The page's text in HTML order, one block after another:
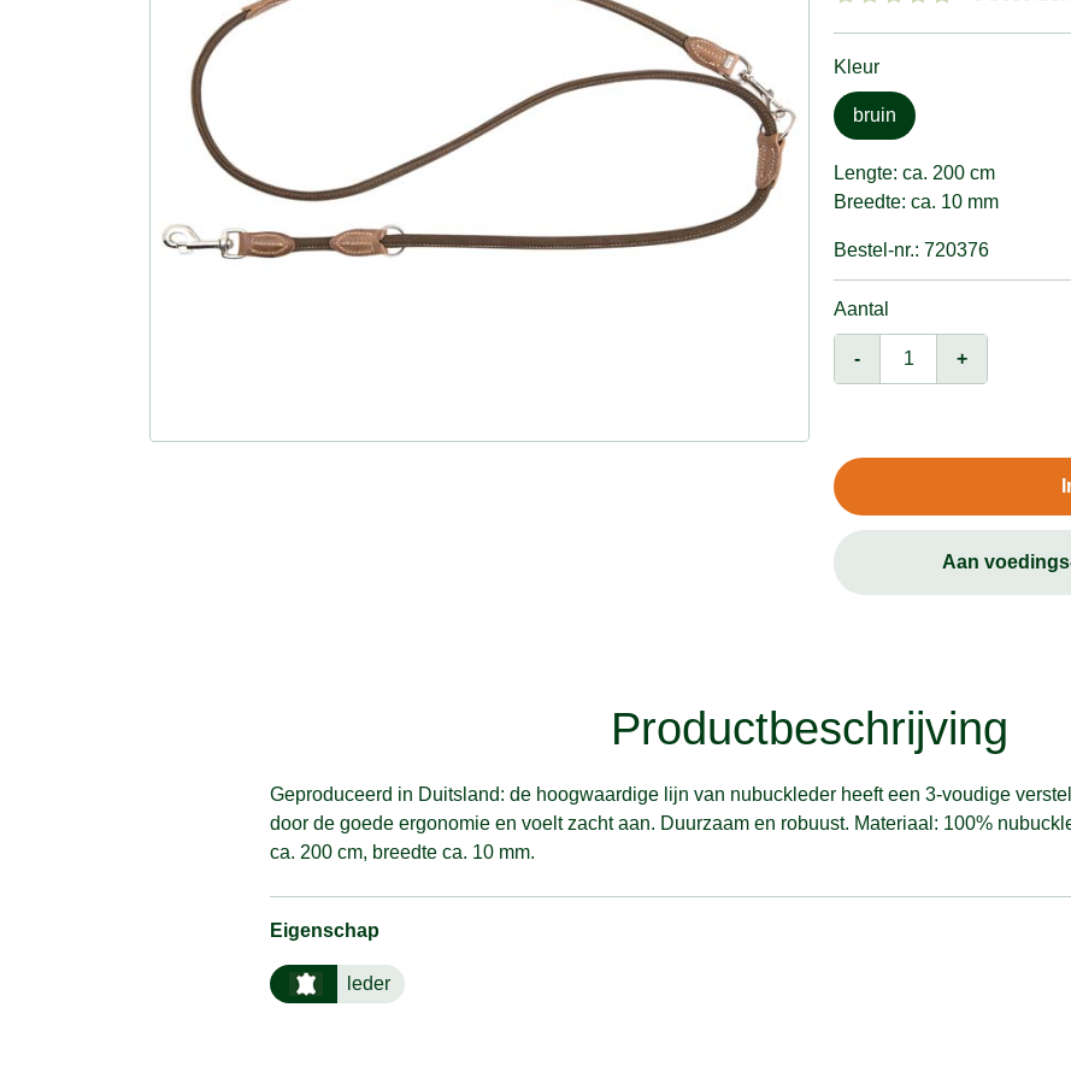
Kleur
bruin
Lengte: ca. 200 cm
Breedte: ca. 10 mm
Bestel-nr.: 720376
Aantal
- +
Aan
Productbeschrijving
Geproduceerd in Duitsland: de hoogwaardige lijn van nubuckleder heeft een 3-voudige
door de goede ergonomie en voelt zacht aan. Duurzaam en robuust. Materiaal: 100%
ca. 200 cm, breedte ca. 10 mm.
Eigenschap
leder